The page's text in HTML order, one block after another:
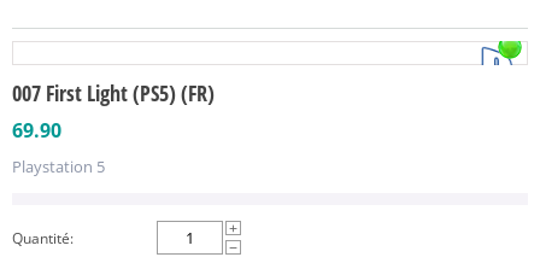
007 First Light (PS5) (FR)
69.90
Playstation 5
Quantité:
+
−